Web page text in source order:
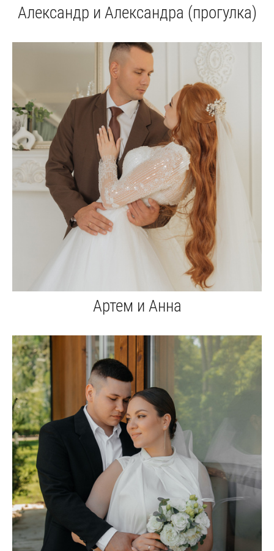
Александр и Александра (прогулка)
Артем и Анна